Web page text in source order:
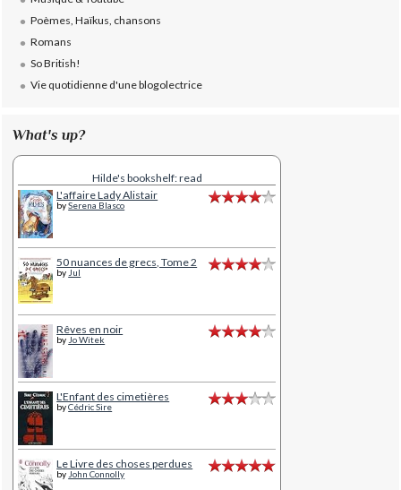
Poèmes, Haïkus, chansons
Romans
So British!
Vie quotidienne d'une blogolectrice
What's up?
Hilde's bookshelf: read
L'affaire Lady Alistair
bySerena Blasco
50 nuances de grecs, Tome 2
byJul
Rêves en noir
byJo Witek
L'Enfant des cimetières
byCédric Sire
Le Livre des choses perdues
byJohn Connolly